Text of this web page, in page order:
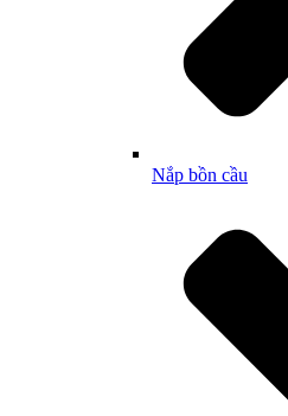
Nắp bồn cầu